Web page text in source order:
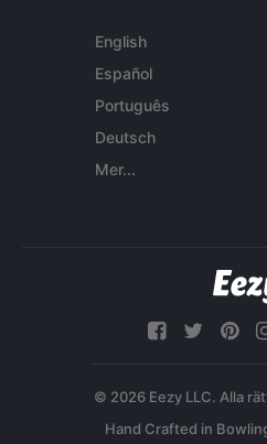
English
Español
Português
Deutsch
Mer...
© 2026 Eezy LLC. Alla